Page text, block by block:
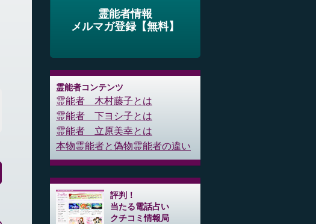
霊能者情報
メルマガ登録【無料】
霊能者コンテンツ
霊能者 木村藤子とは
霊能者 下ヨシ子とは
霊能者 立原美幸とは
本物霊能者と偽物霊能者の違い
評判！
当たる電話占い
クチコミ情報局